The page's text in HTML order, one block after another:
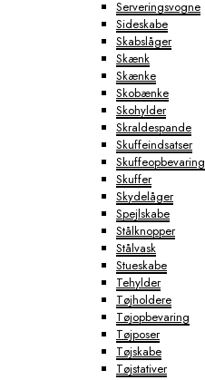
Serveringsvogne
Sideskabe
Skabslåger
Skænk
Skænke
Skobænke
Skohylder
Skraldespande
Skuffeindsatser
Skuffeopbevaring
Skuffer
Skydelåger
Spejlskabe
Stålknopper
Stålvask
Stueskabe
Tehylder
Tøjholdere
Tøjopbevaring
Tøjposer
Tøjskabe
Tøjstativer